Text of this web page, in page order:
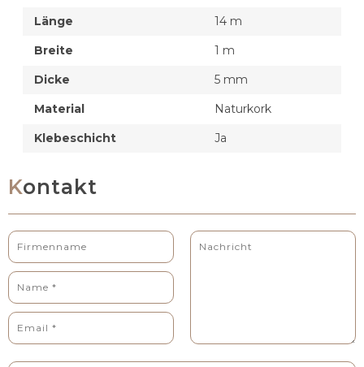
Länge
14 m
Breite
1 m
Dicke
5 mm
Material
Naturkork
Klebeschicht
Ja
Kontakt